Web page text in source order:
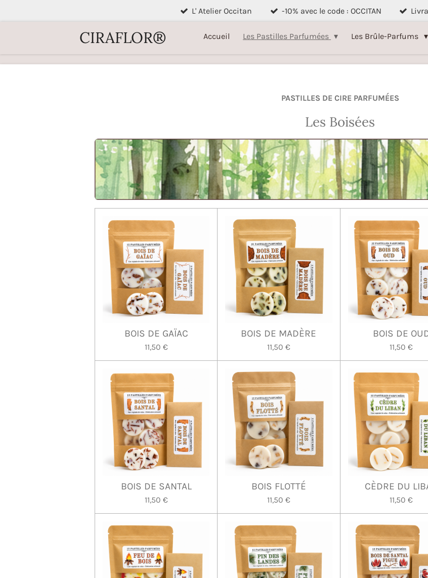
L' Atelier Occitan -10% avec le code : OCCITAN
CIRAFLOR® Accueil Les Pastilles Parfumées Les Brûle-Parfums
PASTILLES DE CIRE PARFUMÉES
Les Boisées
BOIS DE GAÏAC
11,50 €
BOIS DE MADÈRE
11,50 €
BOIS DE
11,50 €
BOIS DE SANTAL
11,50 €
BOIS FLOTTÉ
11,50 €
CÈDRE DU
11,50 €